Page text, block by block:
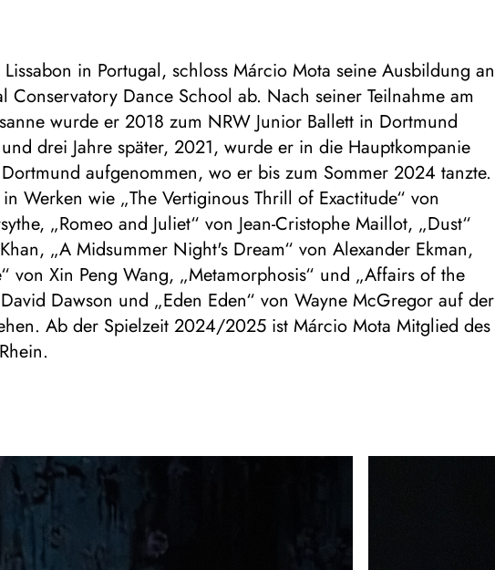
in Portugal, schloss Márcio Mota seine Ausbildung an
Conservatory Dance School ab. Nach seiner Teilnahme am
wurde er 2018 zum NRW Junior Ballett in Dortmund
drei Jahre später, 2021, wurde er in die Hauptkompanie
aufgenommen, wo er bis zum Sommer 2024 tanzte.
Werken wie „The Vertiginous Thrill of Exactitude“ von
„Romeo and Juliet“ von Jean-Cristophe Maillot, „Dust“
„A Midsummer Night's Dream“ von Alexander Ekman,
von Xin Peng Wang, „Metamorphosis“ und „Affairs of the
Dawson und „Eden Eden“ von Wayne McGregor auf der
Ab der Spielzeit 2024/2025 ist Márcio Mota Mitglied des